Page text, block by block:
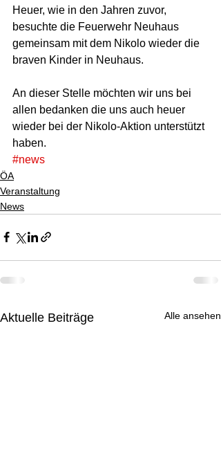
Heuer, wie in den Jahren zuvor,
besuchte die Feuerwehr Neuhaus
gemeinsam mit dem Nikolo wieder die
braven Kinder in Neuhaus.
An dieser Stelle möchten wir uns bei
allen bedanken die uns auch heuer
wieder bei der Nikolo-Aktion unterstützt
haben.
#news
ÖA
Veranstaltung
News
Aktuelle Beiträge Alle ansehen